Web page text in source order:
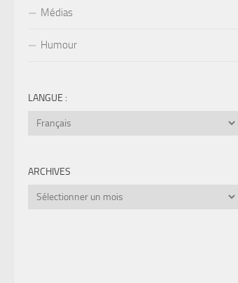
Médias
Humour
LANGUE :
ARCHIVES
Archives